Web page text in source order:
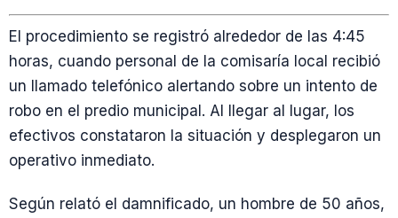
El procedimiento se registró alrededor de las 4:45
horas, cuando personal de la comisaría local recibió
un llamado telefónico alertando sobre un intento de
robo en el predio municipal. Al llegar al lugar, los
efectivos constataron la situación y desplegaron un
operativo inmediato.
Según relató el damnificado, un hombre de 50 años,